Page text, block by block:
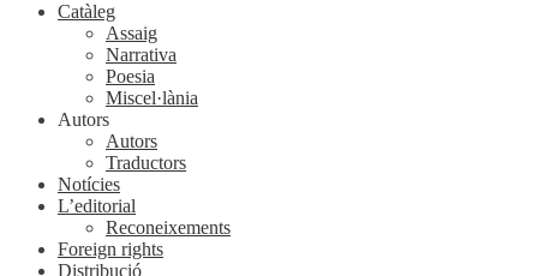
Catàleg
Assaig
Narrativa
Poesia
Miscel·lània
Autors
Autors
Traductors
Notícies
L’editorial
Reconeixements
Foreign rights
Distribució